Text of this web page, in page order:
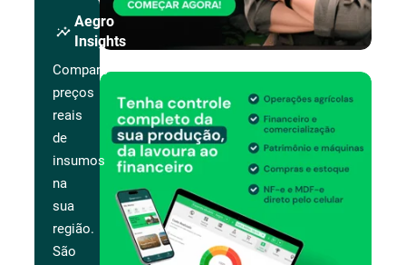
insights
Aegro
Insights
Compare
preços
reais
de
insumos
na
sua
região.
São